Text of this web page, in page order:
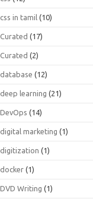
css in tamil (10)
Curated (17)
Curated (2)
database (12)
deep learning (21)
DevOps (14)
digital marketing (1)
digitization (1)
docker (1)
DVD Writing (1)